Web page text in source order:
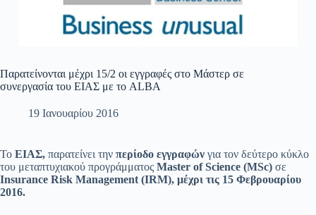
Παρατείνονται μέχρι 15/2 οι εγγραφές στο Μάστερ σε
συνεργασία του ΕΙΑΣ με το ALBA
19 Ιανουαρίου 2016
Το ΕΙΑΣ, παρατείνει την περίοδο εγγραφών για τον δεύτερο κύκλο
του μεταπτυχιακού προγράμματος Master ofScience (MSc) σε
Insurance Risk Management (IRM), μέχρι τις 15 Φεβρουαρίου
2016.